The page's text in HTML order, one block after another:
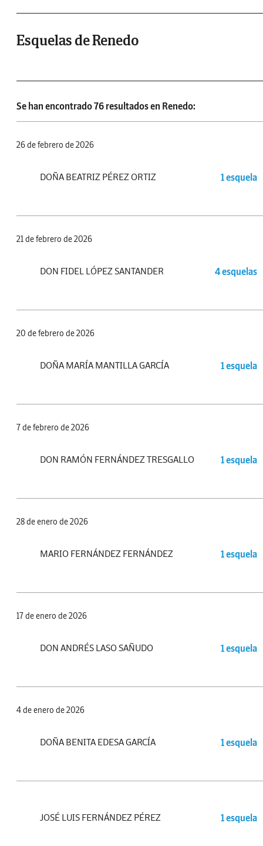
Esquelas de Renedo
Se han encontrado 76 resultados en Renedo:
26 de febrero de 2026
DOÑA BEATRIZ PÉREZ ORTIZ 1 esquela
21 de febrero de 2026
DON FIDEL LÓPEZ SANTANDER 4 esquelas
20 de febrero de 2026
DOÑA MARÍA MANTILLA GARCÍA 1 esquela
7 de febrero de 2026
DON RAMÓN FERNÁNDEZ TRESGALLO 1 esquela
28 de enero de 2026
MARIO FERNÁNDEZ FERNÁNDEZ 1 esquela
17 de enero de 2026
DON ANDRÉS LASO SAÑUDO 1 esquela
4 de enero de 2026
DOÑA BENITA EDESA GARCÍA 1 esquela
JOSÉ LUIS FERNÁNDEZ PÉREZ 1 esquela